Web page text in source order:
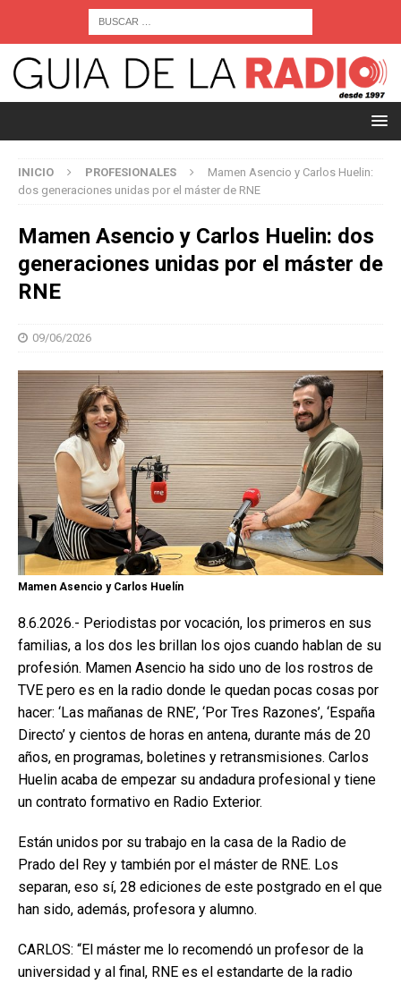
INICIO PROFESIONALES
Mamen Asencio y Carlos Huelin:
dos generaciones unidas por el máster de RNE
Mamen Asencio y Carlos Huelin: dos
generaciones unidas por el máster de
RNE
09/06/2026
Mamen Asencio y Carlos Huelín
8.6.2026.- Periodistas por vocación, los primeros en sus
familias, a los dos les brillan los ojos cuando hablan de su
profesión. Mamen Asencio ha sido uno de los rostros de
TVE pero es en la radio donde le quedan pocas cosas por
hacer: ‘Las mañanas de RNE’, ‘Por Tres Razones’, ‘España
Directo’ y cientos de horas en antena, durante más de 20
años, en programas, boletines y retransmisiones. Carlos
Huelin acaba de empezar su andadura profesional y tiene
un contrato formativo en Radio Exterior.
Están unidos por su trabajo en la casa de la Radio de
Prado del Rey y también por el máster de RNE. Los
separan, eso sí, 28 ediciones de este postgrado en el que
han sido, además, profesora y alumno.
CARLOS: “El máster me lo recomendó un profesor de la
universidad y al final, RNE es el estandarte de la radio